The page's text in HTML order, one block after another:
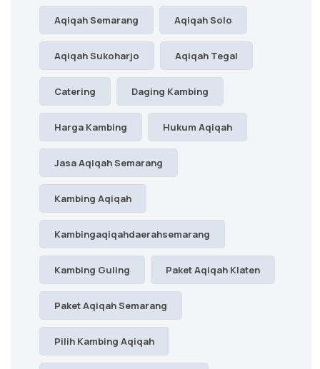
Aqiqah Semarang Aqiqah Solo
Aqiqah Sukoharjo Aqiqah Tegal
Catering Daging Kambing
Harga Kambing Hukum Aqiqah
Jasa Aqiqah Semarang
Kambing Aqiqah
Kambingaqiqahdaerahsemarang
Kambing Guling Paket Aqiqah Klaten
Paket Aqiqah Semarang
Pilih Kambing Aqiqah